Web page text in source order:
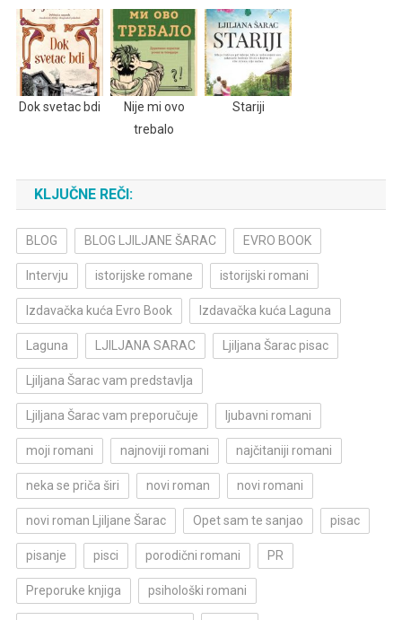
Dok svetac bdi
Nije mi ovo
trebalo
Stariji
KLJUČNE REČI:
BLOG BLOG LJILJANE ŠARAC EVRO BOOK
Intervju istorijske romane istorijski romani
Izdavačka kuća Evro Book Izdavačka kuća Laguna
Laguna LJILJANA SARAC Ljiljana Šarac pisac
Ljiljana Šarac vam predstavlja
Ljiljana Šarac vam preporučuje ljubavni romani
moji romani najnoviji romani najčitaniji romani
neka se priča širi novi roman novi romani
novi roman Ljiljane Šarac Opet sam te sanjao pisac
pisanje pisci porodični romani PR
Preporuke knjiga psihološki romani